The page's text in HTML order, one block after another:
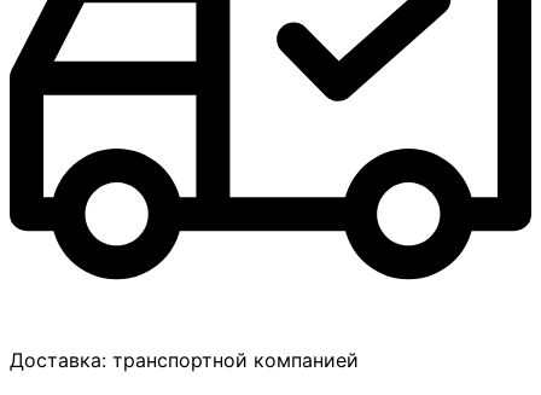
Доставка: транспортной компанией